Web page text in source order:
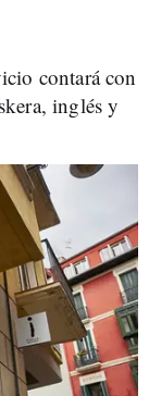
contará con
inglés y